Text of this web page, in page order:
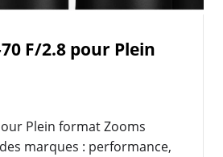
F/2.8 pour Plein
Plein format Zooms
marques : performance,